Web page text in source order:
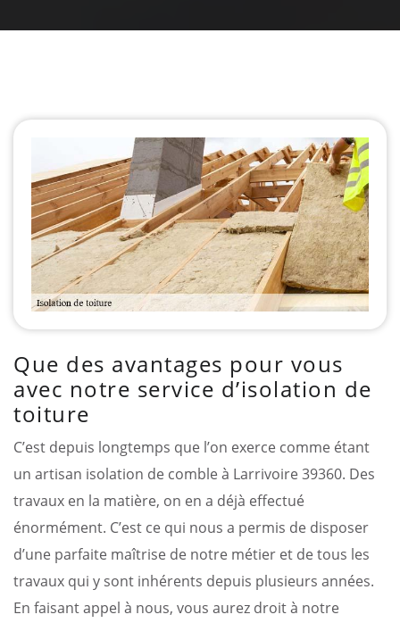
Que des avantages pour vous
avec notre service d’isolation de
toiture
C’est depuis longtemps que l’on exerce comme étant
un artisan isolation de comble à Larrivoire 39360. Des
travaux en la matière, on en a déjà effectué
énormément. C’est ce qui nous a permis de disposer
d’une parfaite maîtrise de notre métier et de tous les
travaux qui y sont inhérents depuis plusieurs années.
En faisant appel à nous, vous aurez droit à notre